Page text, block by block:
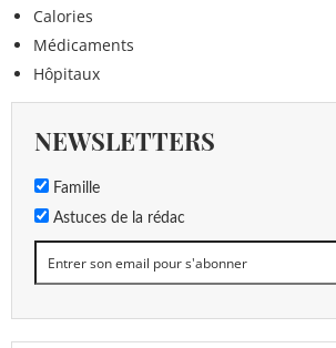
Calories
Médicaments
Hôpitaux
NEWSLETTERS
Famille
Astuces de la rédac